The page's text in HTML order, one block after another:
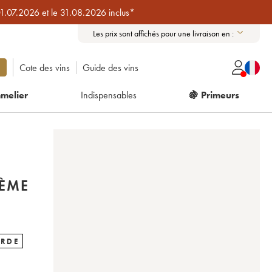
et le 31.08.2026 inclus*
Les prix sont affichés pour une livraison en :
Cote des vins Guide des vins
Indispensables 🍇 Primeurs